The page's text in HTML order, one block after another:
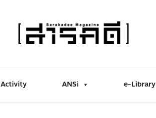
Activity ANSi e-Library